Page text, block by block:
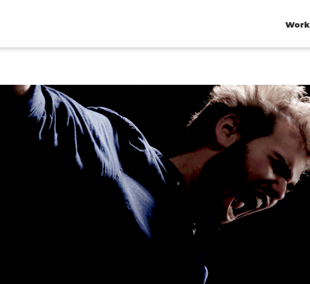
Work